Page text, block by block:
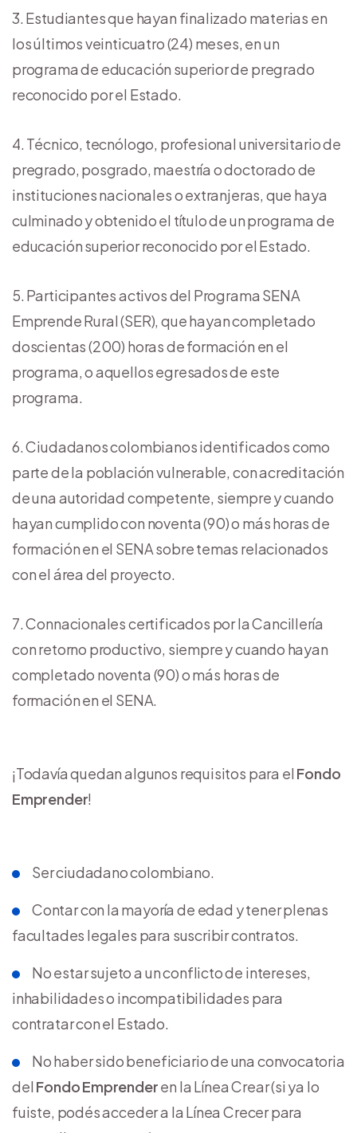
Estudiantes que hayan finalizado materias en
los últimos veinticuatro (24) meses, en un
programa de educación superior de pregrado
reconocido por el Estado.
Técnico, tecnólogo, profesional universitario de
pregrado, posgrado, maestría o doctorado de
instituciones nacionales o extranjeras, que haya
culminado y obtenido el título de un programa de
educación superior reconocido por el Estado.
Participantes activos del Programa SENA
Emprende Rural (SER), que hayan completado
doscientas (200) horas de formación en el
programa, o aquellos egresados de este
programa.
Ciudadanos colombianos identificados como
parte de la población vulnerable, con acreditación
de una autoridad competente, siempre y cuando
hayan cumplido con noventa (90) o más horas de
formación en el SENA sobre temas relacionados
con el área del proyecto.
Connacionales certificados por la Cancillería
con retorno productivo, siempre y cuando hayan
completado noventa (90) o más horas de
formación en el SENA.
¡Todavía quedan algunos requisitos para el Fondo
Emprender!
Ser ciudadano colombiano.
Contar con la mayoría de edad y tener plenas
facultades legales para suscribir contratos.
No estar sujeto a un conflicto de intereses,
inhabilidades o incompatibilidades para
contratar con el Estado.
No haber sido beneficiario de una convocatoria
del Fondo Emprenderen la Línea Crear (si ya lo
fuiste, podés acceder a la Línea Crecer para